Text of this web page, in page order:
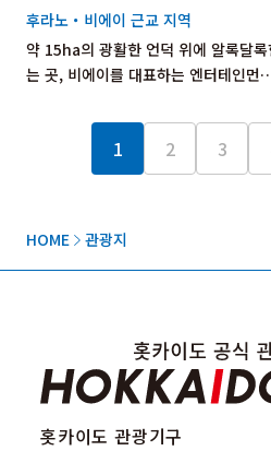
HOME 관광지
약 15ha의 광활한 언덕 위에 알록달
는 곳, 비에이를 대표하는 엔터테인먼
후라노・비에이 근교 지역
1 2 3
홋카이도 관광기구